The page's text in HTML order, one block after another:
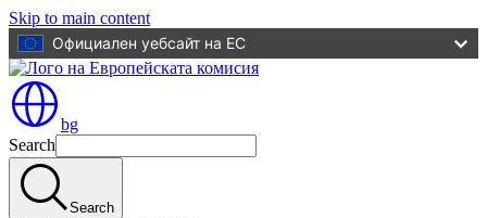
Skip to main content
Официален уебсайт на ЕС
bg
Search
Search